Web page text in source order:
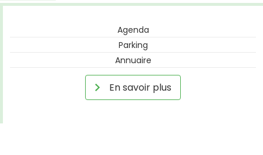
Agenda
Parking
Annuaire
En savoir plus